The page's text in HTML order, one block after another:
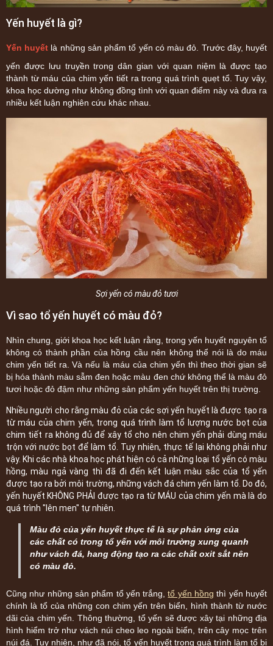
Yến huyết là gì?
Yến huyết là những sản phẩm tổ yến có màu đỏ. Trước đây, huyết
yến được lưu truyền trong dân gian với quan niệm là được tạo
thành từ máu của chim yến tiết ra trong quá trình quẹt tổ. Tuy vậy,
khoa học dường như không đồng tình với quan điểm này và đưa ra
nhiều kết luận nghiên cứu khác nhau.
Sợi yến có màu đỏ tươi
Vì sao tổ yến huyết có màu đỏ?
Nhìn chung, giới khoa học kết luận rằng, trong yến huyết nguyên tổ
không có thành phần của hồng cầu nên không thể nói là do máu
chim yến tiết ra. Và nếu là máu của chim yến thì theo thời gian sẽ
bị hóa thành màu sẫm đen hoặc màu đen chứ không thể là màu đỏ
tươi hoặc đỏ đậm như những sản phẩm yến huyết trên thị trường.
Nhiều người cho rằng màu đỏ của các sợi yến huyết là được tạo ra
từ máu của chim yến, trong quá trình làm tổ lượng nước bọt của
chim tiết ra không đủ để xây tổ cho nên chim yến phải dùng máu
trộn với nước bọt để làm tổ. Tuy nhiên, thực tế lại không phải như
vậy. Khi các nhà khoa học phát hiện có cả những loại tổ yến có màu
hồng, màu ngả vàng thì đã đi đến kết luận màu sắc của tổ yến
được tạo ra bởi môi trường, những vách đá chim yến làm tổ. Do đó,
yến huyết KHÔNG PHẢI được tạo ra từ MÁU của chim yến mà là do
quá trình "lên men" tự nhiên.
Màu đỏ của yến huyết thực tế là sự phản ứng của
các chất có trong tổ yến với môi trường xung quanh
như vách đá, hang động tạo ra các chất oxit sắt nên
có màu đỏ.
Cũng như những sản phẩm tổ yến trắng,tổ yến hồng thì yến huyết
chính là tổ của những con chim yến trên biển, hình thành từ nước
dãi của chim yến. Thông thường, tổ yến sẽ được xây tại những địa
hình hiểm trở như vách núi cheo leo ngoài biển, trên cây mọc trên
núi đá. Tuy nhiên, như đã nói, tổ yến huyết trong quá trình làm tổ bị